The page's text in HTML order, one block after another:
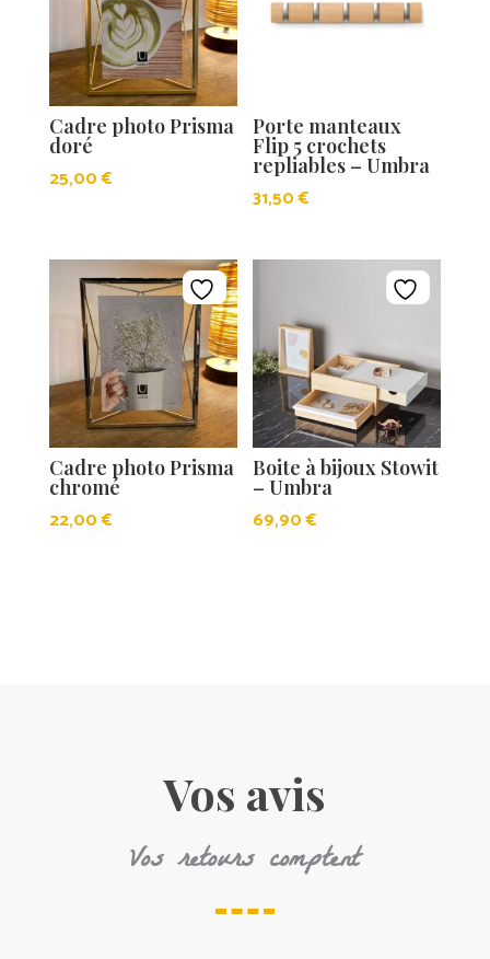
Cadre photo Prisma
doré
25,00€
Porte manteaux
Flip 5 crochets
repliables – Umbra
31,50€
Cadre photo Prisma
chromé
22,00€
Boite à bijoux Stowit
– Umbra
69,90€
Vos avis
Vos retours comptent